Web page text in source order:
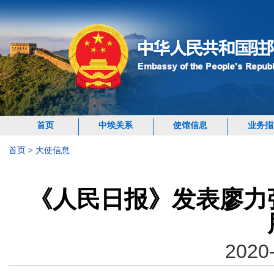
首页 中埃关系 使馆信息 业务
首页 > 大使信息
《人民日报》发表廖